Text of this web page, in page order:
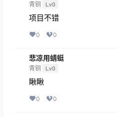
青铜 Lv0
项目不错
0 0
悲凉用蜻蜓
青铜 Lv0
瞅瞅
0 0